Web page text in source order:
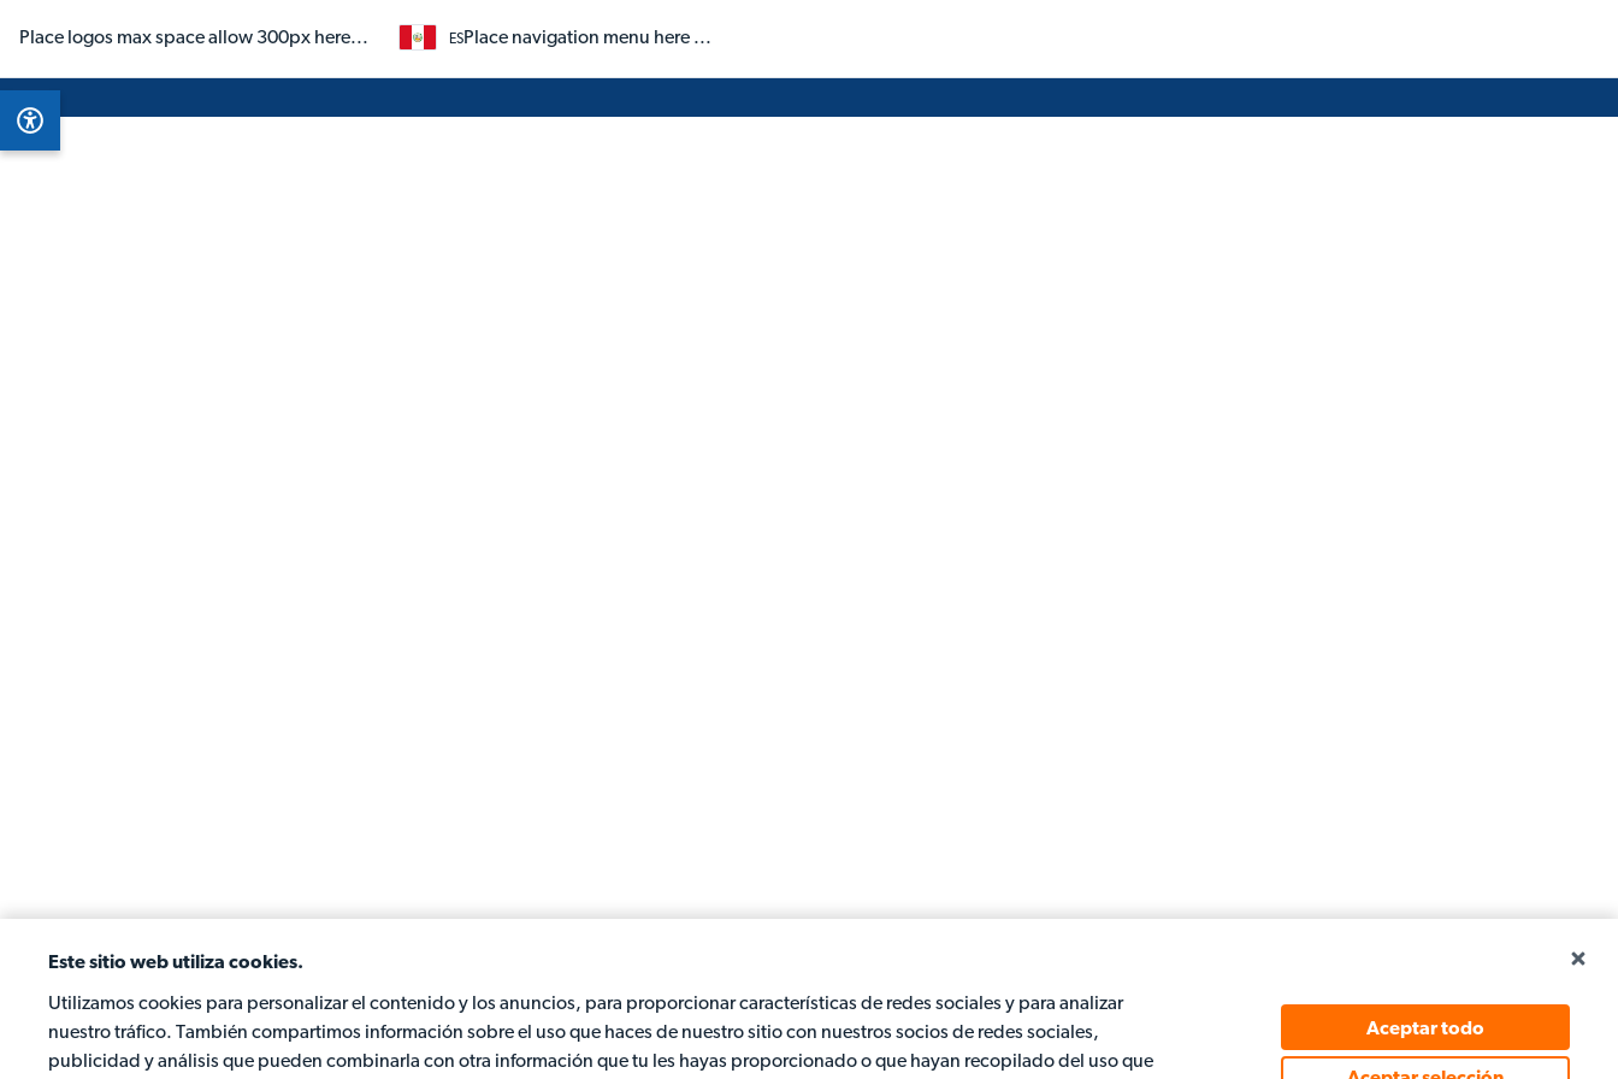
Este sitio web utiliza cookies.
Utilizamos cookies para personalizar el contenido y los anuncios, para proporcionar características de redes sociales y para analizar
nuestro tráfico. También compartimos información sobre el uso que haces de nuestro sitio con nuestros socios de redes sociales,
publicidad y análisis que pueden combinarla con otra información que tu les hayas proporcionado o que hayan recopilado del uso que
Aceptar todo
Place logos max space allow 300px here... ESPlace navigation menu here ...